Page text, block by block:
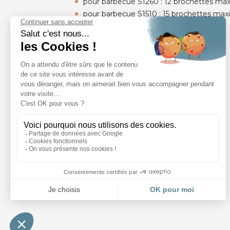
pour barbecue S1510 : 15 brochettes maxi